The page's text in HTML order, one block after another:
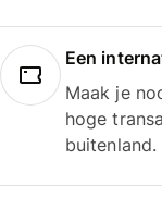
Een
Maak je
hoge
buitenland.